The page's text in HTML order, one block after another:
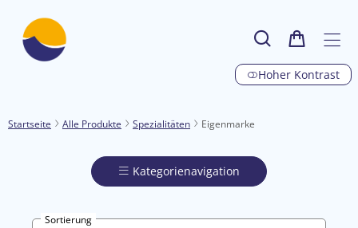
Hoher Kontrast
Startseite Alle Produkte Spezialitäten Eigenmarke
Kategorienavigation
Sortierung